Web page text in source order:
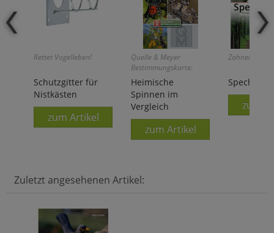
Rettet Vogelleben!
Schutzgitter für
Nistkästen
zum Artikel
Quelle & Meyer
Bestimmungskarte:
Heimische
Spinnen im
Vergleich
zum Artikel
Zahner/
Spechte &
zum
Zuletzt angesehenen Artikel: